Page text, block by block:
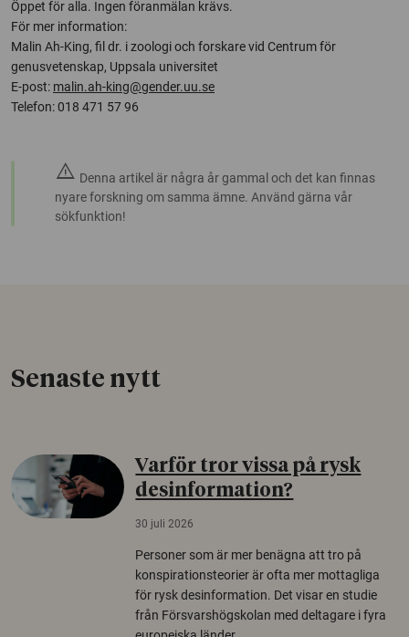
Öppet för alla. Ingen föranmälan krävs.
För mer information:
Malin Ah-King, fil dr. i zoologi och forskare vid Centrum för
genusvetenskap, Uppsala universitet
E-post: malin.ah-king@gender.uu.se
Telefon: 018 471 57 96
warning Denna artikel är några år gammal och det kan finnas
nyare forskning om samma ämne. Använd gärna vår
sökfunktion!
Senaste nytt
Varför tror vissa på rysk
desinformation?
30 juli 2026
Personer som är mer benägna att tro på
konspirationsteorier är ofta mer mottagliga
för rysk desinformation. Det visar en studie
från Försvarshögskolan med deltagare i fyra